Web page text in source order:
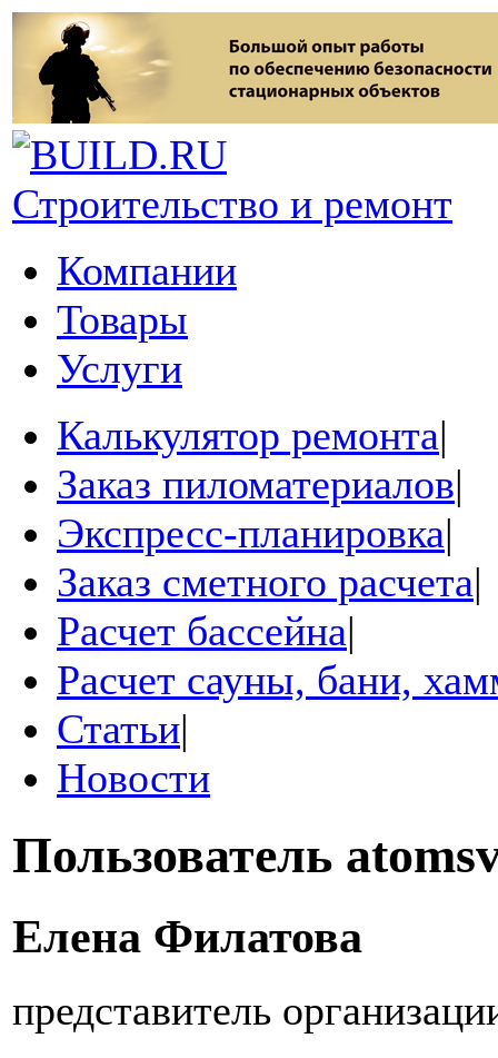
Строительство и ремонт
Компании
Товары
Услуги
Калькулятор ремонта|
Заказ пиломатериалов|
Экспресс-планировка|
Заказ сметного расчета|
Расчет бассейна|
Расчет сауны, бани,
Статьи|
Новости
Пользователь
Елена Филатова
представитель